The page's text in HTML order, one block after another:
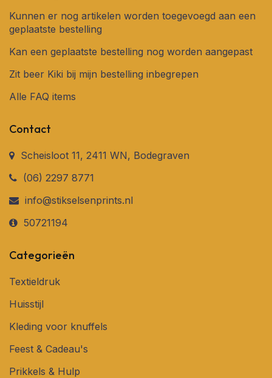
Kunnen er nog artikelen worden toegevoegd aan een
geplaatste bestelling
Kan een geplaatste bestelling nog worden aangepast
Zit beer Kiki bij mijn bestelling inbegrepen
Alle FAQ items
Contact
Scheisloot 11, 2411 WN, Bodegraven
(06) 2297 8771
info@stikselsenprints.nl
50721194
Categorieën
Textieldruk
Huisstijl
Kleding voor knuffels
Feest & Cadeau's
Prikkels & Hulp